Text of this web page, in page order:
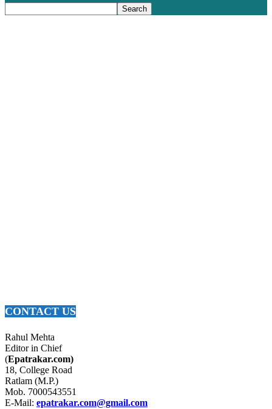
CONTACT US
Rahul Mehta
Editor in Chief
(Epatrakar.com)
18, College Road
Ratlam (M.P.)
Mob. 7000543551
E-Mail: epatrakar.com@gmail.com